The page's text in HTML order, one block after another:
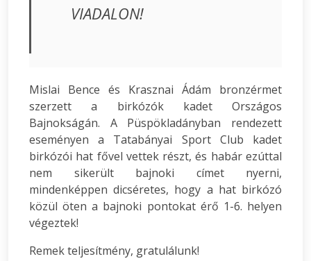
VIADALON!
Mislai Bence és Krasznai Ádám bronzérmet
szerzett a birkózók kadet Országos
Bajnokságán. A Püspökladányban rendezett
eseményen a Tatabányai Sport Club kadet
birkózói hat fővel vettek részt, és habár ezúttal
nem sikerült bajnoki címet nyerni,
mindenképpen dicséretes, hogy a hat birkózó
közül öten a bajnoki pontokat érő 1-6. helyen
végeztek!
Remek teljesítmény, gratulálunk!